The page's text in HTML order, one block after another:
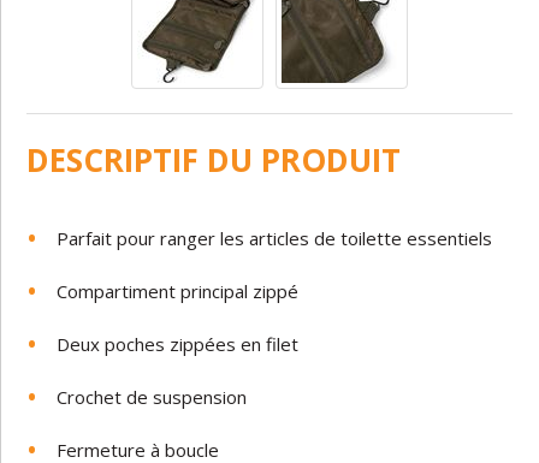
DESCRIPTIF DU PRODUIT
Parfait pour ranger les articles de toilette essentiels
Compartiment principal zippé
Deux poches zippées en filet
Crochet de suspension
Fermeture à boucle